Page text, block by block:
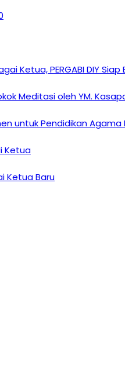
Ketua, PERGABI DIY
Meditasi oleh YM.
untuk Pendidikan
Ketua
Ketua Baru